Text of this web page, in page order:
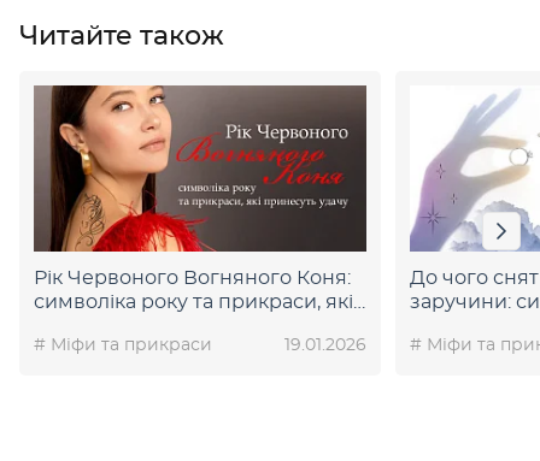
Читайте також
Рік Червоного Вогняного Коня:
символіка року та прикраси, які
# Міфи та прикраси 19.01.2026
До чого
заручини:
# Міфи та